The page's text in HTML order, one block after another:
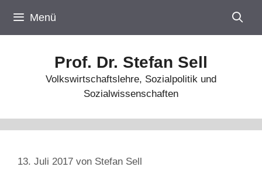
Inhalt
springen
Menü
Prof. Dr. Stefan Sell
Volkswirtschaftslehre, Sozialpolitik und
Sozialwissenschaften
13. Juli 2017 von Stefan Sell